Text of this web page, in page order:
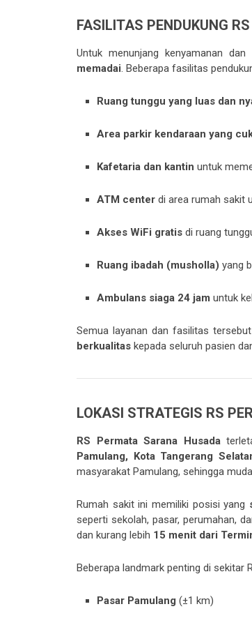
FASILITAS PENDUKUNG
Untuk menunjang kenyamanan
memadai. Beberapa fasilitas
Ruang tunggu yang luas dan
Area parkir kendaraan yang
Kafetaria dan kantin untuk
ATM centerdi area rumah sakit
Akses WiFi gratisdi ruang
Ruang ibadah (musholla) yang
Ambulans siaga 24 jam untuk
Semua layanan dan fasilitas
berkualitas kepada seluruh pasien
LOKASI STRATEGIS RS
RS Permata Sarana Husada
Pamulang, Kota Tangerang
masyarakat Pamulang, sehingga
Rumah sakit ini memiliki posisi yang
seperti sekolah, pasar, perumahan,
dan kurang lebih 15 menit dari
Beberapa landmark penting di sekitar
Pasar Pamulang (±1 km)